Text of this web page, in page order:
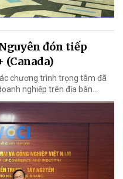
đón tiếp
(Canada)
chương trình trọng tâm đã
nghiệp trên địa bàn...